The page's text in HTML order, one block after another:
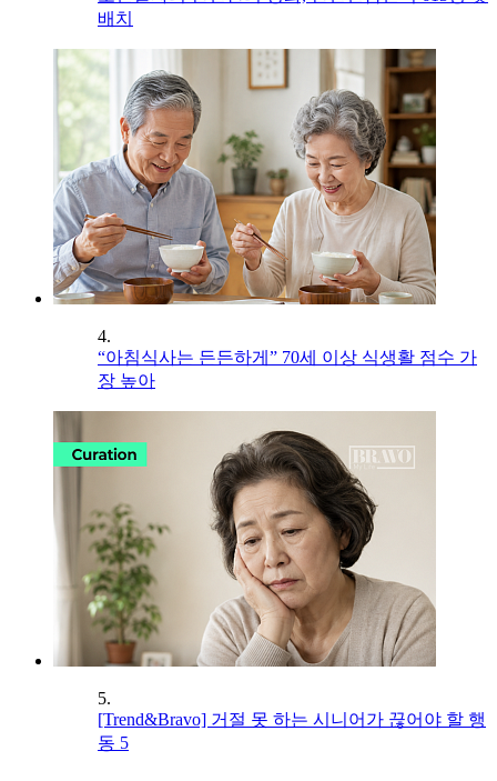
배치
4.
“아침식사는 든든하게” 70세 이상 식생활 점수 가
장 높아
5.
[Trend&Bravo] 거절 못 하는 시니어가 끊어야 할 행
동 5